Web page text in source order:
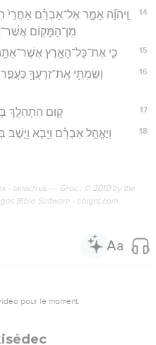
14
וַֽיהוָ֞ה אָמַ֣ר אֶל־אַבְרָ֗ם אַחֲרֵי֙
מִן־הַמָּק֖וֹם
15 כִּ֧י אֶת־כָּל־הָאָ֛רֶץ
16
וְשַׂמְתִּ֥י אֶֽת־זַרְעֲךָ֖
17 ק֚וּם הִתְהַלֵּ֣ךְ
18
וַיֶּאֱהַ֣ל אַבְרָ֗ם וַיָּבֹ֛א וַיֵּ֛שֶׁב
- tanach.us --- Grec : © 2010 by the
Bible Software - sblgnt.com
pour le moment.